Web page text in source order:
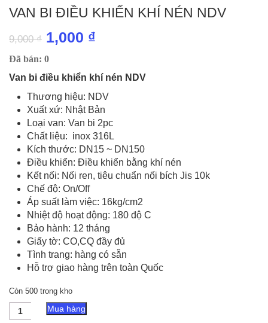
VAN BI ĐIỀU KHIỂN KHÍ NÉN NDV
9,000₫ Giá
gốc
là:
9,000 ₫.
1,000 ₫
tại
là:
1,000 ₫.
Đã bán: 0
Van bi điều khiển khí nén NDV
Thương hiệu: NDV
Xuất xứ: Nhật Bản
Loại van: Van bi 2pc
Chất liệu: inox 316L
Kích thước: DN15 ~ DN150
Điều khiển: Điều khiển bằng khí nén
Kết nối: Nối ren, tiêu chuẩn nối bích Jis 10k
Chế độ: On/Off
Áp suất làm việc: 16kg/cm2
Nhiệt độ hoạt động: 180 độ C
Bảo hành: 12 tháng
Giấy tờ: CO,CQ đầy đủ
Tình trang: hàng có sẵn
Hỗ trợ giao hàng trên toàn Quốc
Còn 500 trong kho
Van
bi
Mua hàng